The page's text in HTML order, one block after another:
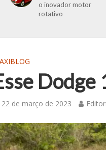
o inovador motor
rotativo
22 de março de 2023